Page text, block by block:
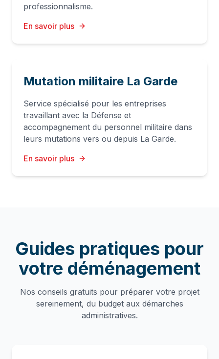
professionnalisme.
En savoir plus
Mutation militaire La Garde
Service spécialisé pour les entreprises
travaillant avec la Défense et
accompagnement du personnel militaire dans
leurs mutations vers ou depuis La Garde.
En savoir plus
Guides pratiques pour
votre déménagement
Nos conseils gratuits pour préparer votre projet
sereinement, du budget aux démarches
administratives.